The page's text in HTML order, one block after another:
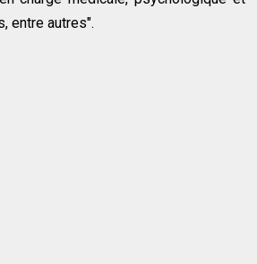
entre autres".